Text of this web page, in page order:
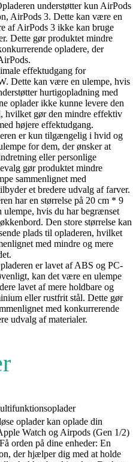
understøtter kun AirPods
AirPods 3. Dette kan være en
af AirPods 3 ikke kan bruge
Dette gør produktet mindre
opladere, der
effektudgang for
Dette kan være en ulempe, hvis
hurtigopladning med
oplader ikke kunne levere den
hvilket gør den mindre effektiv
højere effektudgang.
er kun tilgængelig i hvid og
for dem, der ønsker at
eller personlige
gør produktet mindre
sammenlignet med
et bredere udvalg af farver.
har en størrelse på 20 cm * 9
hvis du har begrænset
Den store størrelse kan
plads til opladeren, hvilket
med mindre og mere
er lavet af ABS og PC-
kan det være en ulempe
lavet af mere holdbare og
eller rustfrit stål. Dette gør
med konkurrerende
udvalg af materialer.
oplader kan oplade din
Watch og Airpods (Gen 1/2)
orden på dine enheder: En
der hjælper dig med at holde